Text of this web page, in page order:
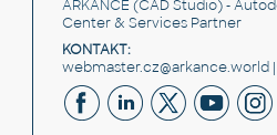
ARKANCE (CAD Studio) -
Center & Services Partner
KONTAKT:
webmaster.cz@arkance.world |